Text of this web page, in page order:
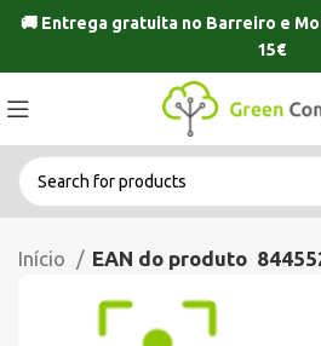
🚚 Entrega gratuita no Barreiro e
15€
Início EAN do produto